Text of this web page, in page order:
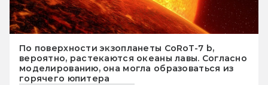
По поверхности экзопланеты CoRoT-7 b,
вероятно, растекаются океаны лавы. Согласно
моделированию, она могла образоваться из
горячего юпитера